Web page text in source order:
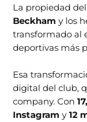
La propiedad
Beckham y los
transformado al
deportivas más
Esa
digital del club,
company. Con
Instagram y12